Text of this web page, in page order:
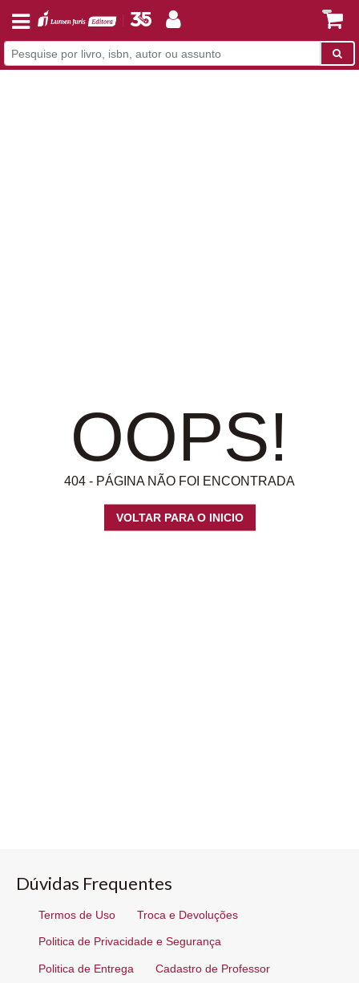
OOPS!
404 - PÁGINA NÃO FOI ENCONTRADA
VOLTAR PARA O INICIO
Dúvidas Frequentes
Termos de Uso Troca e Devoluções
Politica de Privacidade e Segurança
Politica de Entrega Cadastro de Professor